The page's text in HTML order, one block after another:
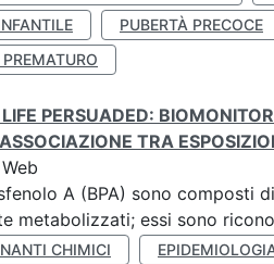
PUBERTÀ PRECOCE
PERSUADED:
TRA
A (BPA) sono composti
metabolizzati; essi sono
CHIMICI